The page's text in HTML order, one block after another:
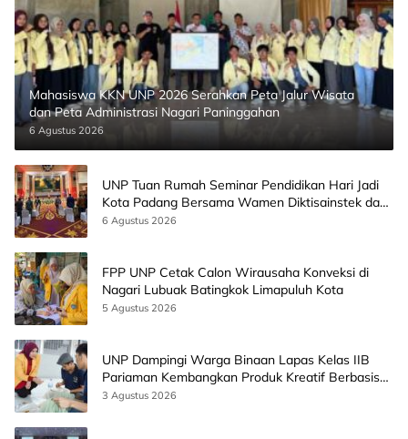
Mahasiswa KKN UNP 2026 Serahkan Peta Jalur Wisata
dan Peta Administrasi Nagari Paninggahan
6 Agustus 2026
UNP Tuan Rumah Seminar Pendidikan Hari Jadi
Kota Padang Bersama Wamen Diktisainstek dan
CEO EMGS Malaysia
6 Agustus 2026
FPP UNP Cetak Calon Wirausaha Konveksi di
Nagari Lubuak Batingkok Limapuluh Kota
5 Agustus 2026
UNP Dampingi Warga Binaan Lapas Kelas IIB
Pariaman Kembangkan Produk Kreatif Berbasis
AI
3 Agustus 2026